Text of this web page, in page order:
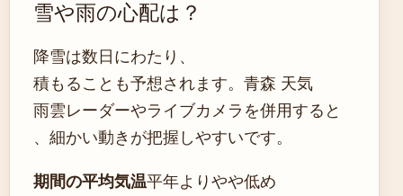
雪や雨の心配は？
降雪は数日にわたり、
積もることも予想されます。青森 天気
雨雲レーダーやライブカメラを併用すると
、細かい動きが把握しやすいです。
期間の平均気温平年よりやや低め